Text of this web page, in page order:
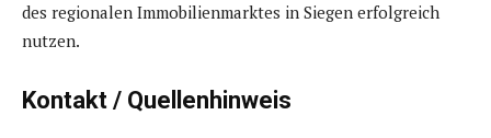
des regionalen Immobilienmarktes in Siegen erfolgreich
nutzen.
Kontakt / Quellenhinweis